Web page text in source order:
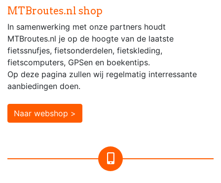
MTBroutes.nl shop
In samenwerking met onze partners houdt
MTBroutes.nl je op de hoogte van de laatste
fietssnufjes, fietsonderdelen, fietskleding,
fietscomputers, GPSen en boekentips.
Op deze pagina zullen wij regelmatig interressante
aanbiedingen doen.
Naar webshop >